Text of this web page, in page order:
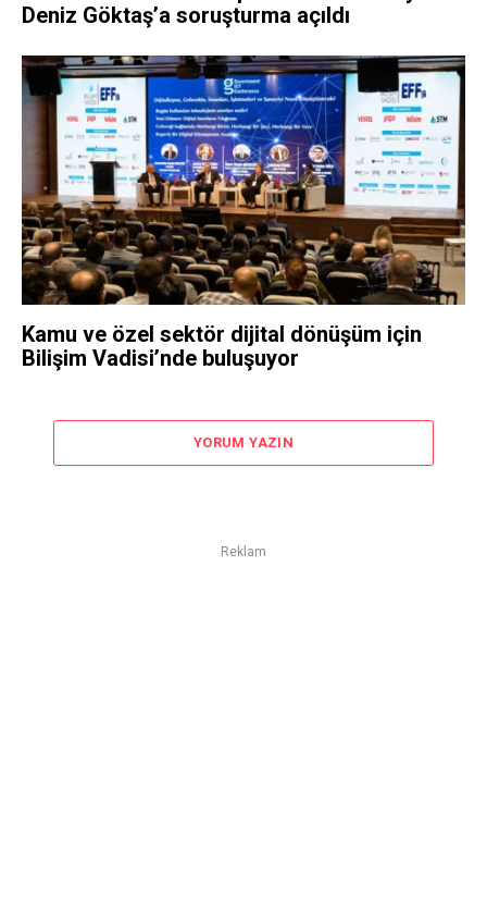
Deniz Göktaş’a soruşturma açıldı
Kamu ve özel sektör dijital dönüşüm için
Bilişim Vadisi’nde buluşuyor
YORUM YAZIN
Reklam